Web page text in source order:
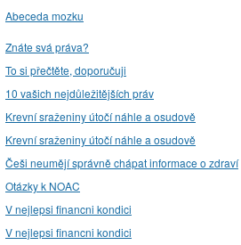
Abeceda mozku
Znáte svá práva?
To si přečtěte, doporučuji
10 vašich nejdůležitějších práv
Krevní sraženiny útočí náhle a osudově
Krevní sraženiny útočí náhle a osudově
Češi neumějí správně chápat informace o zdraví
Otázky k NOAC
V nejlepsi financni kondici
V nejlepsi financni kondici